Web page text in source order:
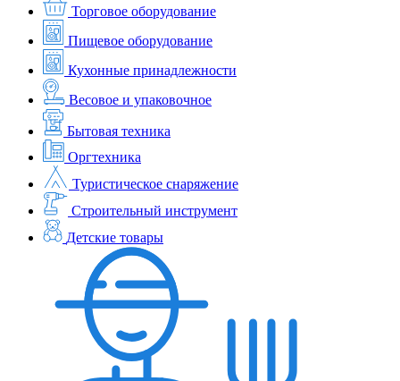
Торговое оборудование
Пищевое оборудование
Кухонные принадлежности
Весовое и упаковочное
Бытовая техника
Оргтехника
Туристическое снаряжение
Строительный инструмент
Детские товары